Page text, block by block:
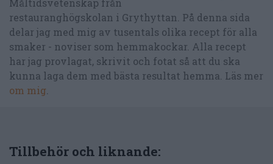
Måltidsvetenskap från
restauranghögskolan i Grythyttan. På denna sida
delar jag med mig av tusentals olika recept för alla
smaker - noviser som hemmakockar. Alla recept
har jag provlagat, skrivit och fotat så att du ska
kunna laga dem med bästa resultat hemma. Läs mer
om mig
Tillbehör och liknande: